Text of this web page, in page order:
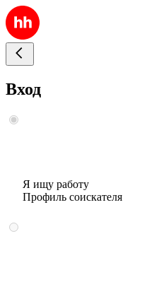
Вход
Я ищу работу
Профиль соискателя